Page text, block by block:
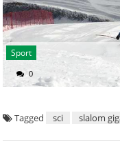
Sport
0
Tagged sci slalom